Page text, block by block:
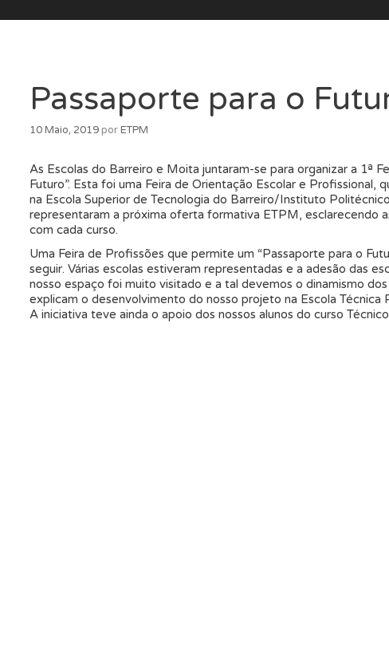
Passaporte para o
10 Maio, 2019 porETPM
As Escolas do Barreiro e Moita juntaram-se para organizar a 1ª
Futuro”. Esta foi uma Feira de Orientação Escolar e Profissional,
na Escola Superior de Tecnologia do Barreiro/Instituto
representaram a próxima oferta formativa ETPM, esclarecendo
com cada curso.
Uma Feira de Profissões que permite um “Passaporte para o
seguir. Várias escolas estiveram representadas e a adesão das
nosso espaço foi muito visitado e a tal devemos o dinamismo
explicam o desenvolvimento do nosso projeto na Escola Técnica
A iniciativa teve ainda o apoio dos nossos alunos do curso